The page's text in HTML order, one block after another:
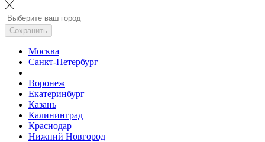
Сохранить
Москва
Санкт-Петербург
Воронеж
Екатеринбург
Казань
Калининград
Краснодар
Нижний Новгород